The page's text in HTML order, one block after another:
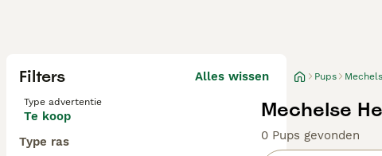
Filters Alles wissen
Type advertentie
Te koop
Type ras
Pups
Mechelse
0 Pups gevonden